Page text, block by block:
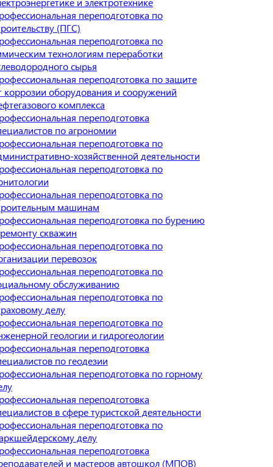
переподготовка по
(ПГС)
переподготовка по
технологиям переработки
сырья
переподготовка по защите
коррозии оборудования и сооружений
комплекса
переподготовка
по агрономии
переподготовка по
хозяйственной деятельности
переподготовка по
переподготовка по
машинам
переподготовка по бурению
скважин
переподготовка по
перевозок
переподготовка по
обслуживанию
переподготовка по
делу
переподготовка по
геологии и гидрогеологии
переподготовка
по геодезии
переподготовка по горному
переподготовка
в сфере туристской деятельности
переподготовка по
делу
переподготовка
и мастеров автошкол (МПОВ)